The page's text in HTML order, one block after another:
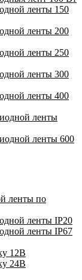
ленты 150
ленты 200
ленты 250
ленты 300
ленты 400
ленты
ленты 600
ленты по
ленты IP20
ленты IP67
12В
24В